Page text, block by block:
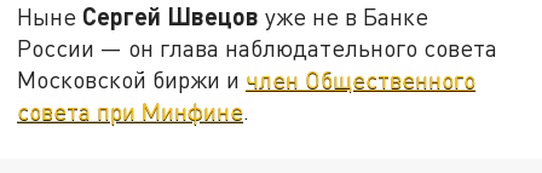
Ныне Сергей Швецов уже не в Банке
России — он глава наблюдательного совета
Московской биржи и член Общественного
совета при Минфине.